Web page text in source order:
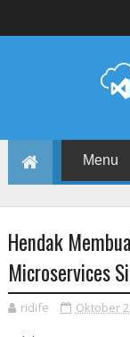
Hendak
Microservices
ridife Oktober